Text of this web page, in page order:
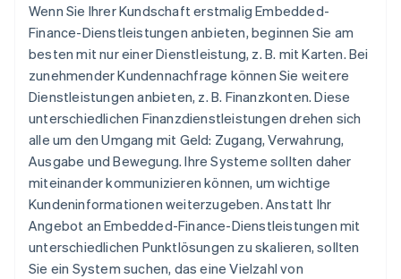
Wenn Sie Ihrer Kundschaft erstmalig Embedded-
Finance-Dienstleistungen anbieten, beginnen Sie am
besten mit nur einer Dienstleistung, z. B. mit Karten. Bei
zunehmender Kundennachfrage können Sie weitere
Dienstleistungen anbieten, z. B. Finanzkonten. Diese
unterschiedlichen Finanzdienstleistungen drehen sich
alle um den Umgang mit Geld: Zugang, Verwahrung,
Ausgabe und Bewegung. Ihre Systeme sollten daher
miteinander kommunizieren können, um wichtige
Kundeninformationen weiterzugeben. Anstatt Ihr
Angebot an Embedded-Finance-Dienstleistungen mit
unterschiedlichen Punktlösungen zu skalieren, sollten
Sie ein System suchen, das eine Vielzahl von